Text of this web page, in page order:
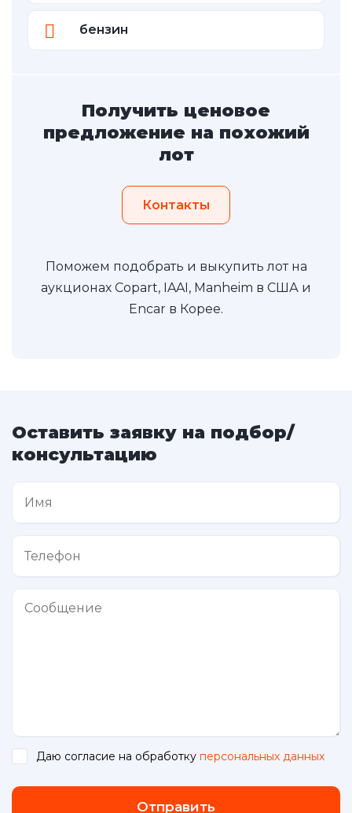
бензин
Получить ценовое
предложение на похожий
лот
Контакты
Поможем подобрать и выкупить лот на
аукционах Copart, IAAI, Manheim в США и
Encar в Корее.
Оставить заявку на подбор/
консультацию
Даю согласие на обработку персональных данных
Отправить